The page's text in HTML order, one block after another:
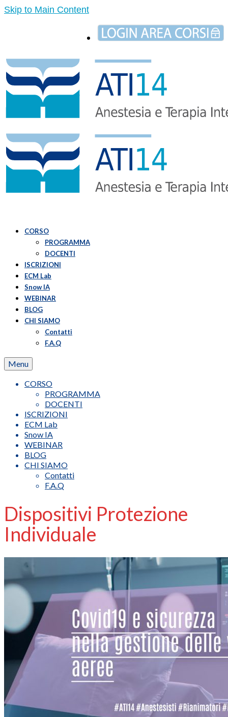
Skip to Main Content
CORSO
PROGRAMMA
DOCENTI
ISCRIZIONI
ECM Lab
Snow IA
WEBINAR
BLOG
CHI SIAMO
Contatti
F.A.Q
Menu
CORSO
PROGRAMMA
DOCENTI
ISCRIZIONI
ECM Lab
Snow IA
WEBINAR
BLOG
CHI SIAMO
Contatti
F.A.Q
Dispositivi Protezione
Individuale